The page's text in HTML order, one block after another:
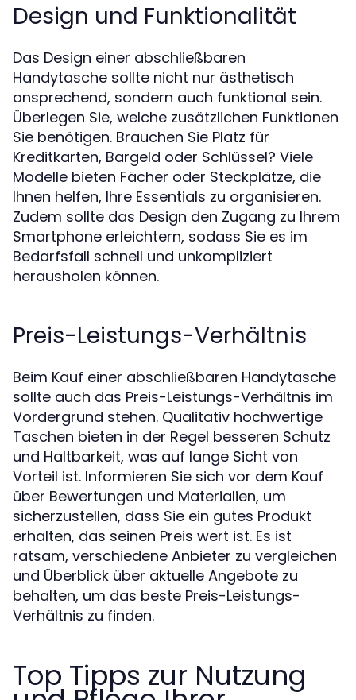
Design und Funktionalität
Das Design einer abschließbaren
Handytasche sollte nicht nur ästhetisch
ansprechend, sondern auch funktional sein.
Überlegen Sie, welche zusätzlichen Funktionen
Sie benötigen. Brauchen Sie Platz für
Kreditkarten, Bargeld oder Schlüssel? Viele
Modelle bieten Fächer oder Steckplätze, die
Ihnen helfen, Ihre Essentials zu organisieren.
Zudem sollte das Design den Zugang zu Ihrem
Smartphone erleichtern, sodass Sie es im
Bedarfsfall schnell und unkompliziert
herausholen können.
Preis-Leistungs-Verhältnis
Beim Kauf einer abschließbaren Handytasche
sollte auch das Preis-Leistungs-Verhältnis im
Vordergrund stehen. Qualitativ hochwertige
Taschen bieten in der Regel besseren Schutz
und Haltbarkeit, was auf lange Sicht von
Vorteil ist. Informieren Sie sich vor dem Kauf
über Bewertungen und Materialien, um
sicherzustellen, dass Sie ein gutes Produkt
erhalten, das seinen Preis wert ist. Es ist
ratsam, verschiedene Anbieter zu vergleichen
und Überblick über aktuelle Angebote zu
behalten, um das beste Preis-Leistungs-
Verhältnis zu finden.
Top Tipps zur Nutzung